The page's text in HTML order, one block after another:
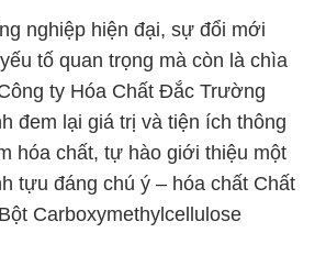
nghiệp hiện đại, sự đổi mới
tố quan trọng mà còn là chìa
ty Hóa Chất Đắc Trường
đem lại giá trị và tiện ích thông
hóa chất, tự hào giới thiệu một
tựu đáng chú ý – hóa chất Chất
Carboxymethylcellulose